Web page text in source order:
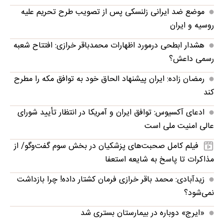
موضع ضد ایرانی زلنسکی پس از تصویب طرح تحریم علیه
روسیه و ایران
هشدار ابطحی درمورد اظهارات محمدباقر خرازی: افتتاح شعبه
رسمی داعش؟
رمضان زاده: ایران پیشنهاد الحاق خود به توافق مکه را مطرح
کند
ادعای آکسیوس: توافق ایران و آمریکا در انتظار تأیید شورای
عالی امنیت ملی است
فیلم کامل صحبت‌های پزشکیان در بخش سوم گفت‌وگو/ از
مذاکرات تا پاسخ به شایعه استعفا
زیدآبادی: محمد باقر خرازی فرمان کشتار داده! چرا بازداشت
نمی‌شود؟
«ایرج» دوباره در بیمارستان بستری شد